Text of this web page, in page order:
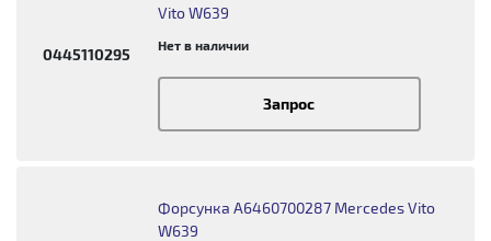
0445110295
Vito W639
Нет в наличии
Запрос
Форсунка A6460700287 Mercedes Vito
W639